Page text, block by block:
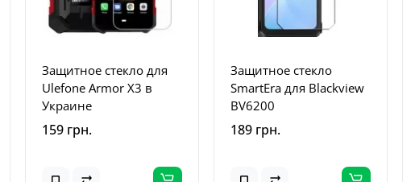
Защитное стекло для
Ulefone Armor X3 в
Украине
159 грн.
Защитное стекло
SmartEra для Blackview
BV6200
189 грн.